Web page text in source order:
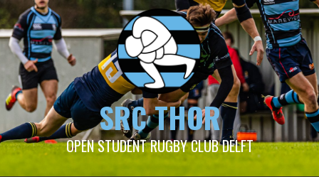
SRC THOR
OPEN STUDENT RUGBY CLUB DELFT